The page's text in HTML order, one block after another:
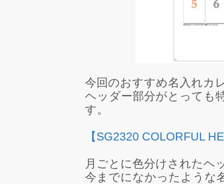
今回のおすすめ名入れカ
ヘッダー部分がとっても
す。
【SG2320 COLORFUL
月ごとに色分けされたヘ
今までになかったような